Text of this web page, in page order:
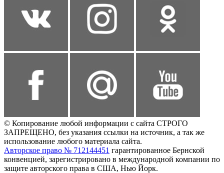
© Копирование любой информации с сайта СТРОГО
ЗАПРЕЩЕНО, без указания ссылки на источник, а так же
использование любого материала сайта.
Авторское право № 712144451 гарантированное Бернской
конвенцией, зарегистрировано в международной компании по
защите авторского права в США, Нью Йорк.